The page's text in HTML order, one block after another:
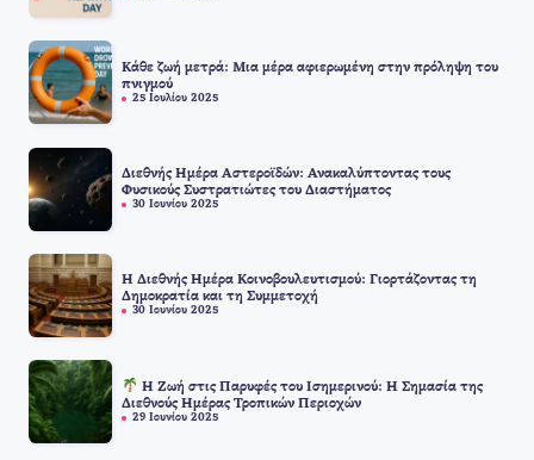
Κάθε ζωή μετρά: Μια μέρα αφιερωμένη στην πρόληψη του
πνιγμού
25 Ιουλίου 2025
Διεθνής Ημέρα Αστεροϊδών: Ανακαλύπτοντας τους
Φυσικούς Συστρατιώτες του Διαστήματος
30 Ιουνίου 2025
Η Διεθνής Ημέρα Κοινοβουλευτισμού: Γιορτάζοντας τη
Δημοκρατία και τη Συμμετοχή
30 Ιουνίου 2025
Η Ζωή στις Παρυφές του Ισημερινού: Η Σημασία της
Διεθνούς Ημέρας Τροπικών Περιοχών
29 Ιουνίου 2025